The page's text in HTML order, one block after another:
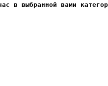
в выбранной вами